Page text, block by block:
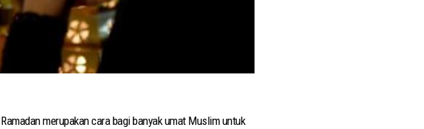
merupakan cara bagi banyak umat Muslim untuk